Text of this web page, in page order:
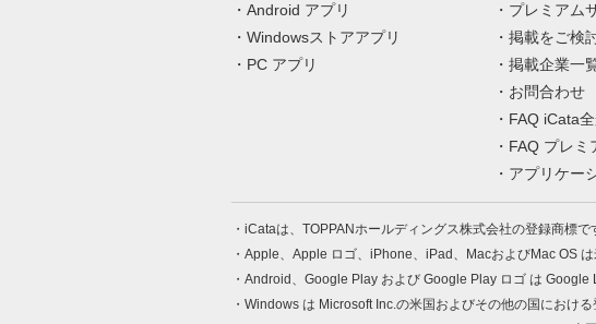
Android アプリ
Windowsストアアプリ
PC アプリ
プレミアム
掲載をご検
掲載企業一
お問合わせ
FAQ iCata
FAQ プレミ
アプリケー
iCataは、TOPPANホールディングス株式会社の登録商標で
Apple、Apple ロゴ、iPhone、iPad、MacおよびMac OS
Android、Google Play および Google Play ロゴ は Google
Windows は Microsoft Inc.の米国およびその他の国における